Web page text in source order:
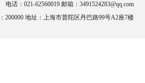
电话：021-62560019 邮箱：3491524283@qq.com
200000 地址：上海市普陀区丹巴路99号A2座7楼